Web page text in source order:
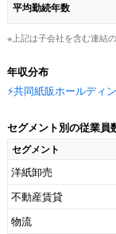
平均勤続年数
※上記は子会社を含む連結
年収分布
⚡️共同紙販ホールディ
セグメント別の従業員
セグメント
洋紙卸売
不動産賃貸
物流